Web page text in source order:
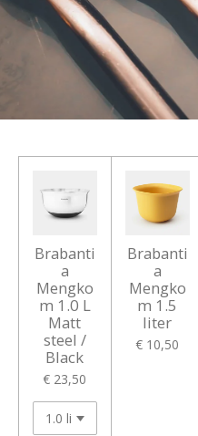
Brabanti
a
Mengko
m 1.0 L
Matt
steel /
Black
€ 23,50
Brabanti
a
Mengko
m 1.5
liter
€ 10,50